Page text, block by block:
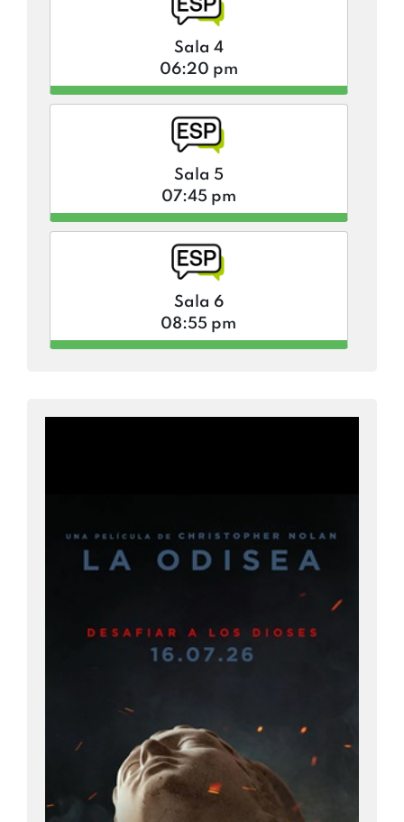
Sala 4
06:20 pm
Sala 5
07:45 pm
Sala 6
08:55 pm